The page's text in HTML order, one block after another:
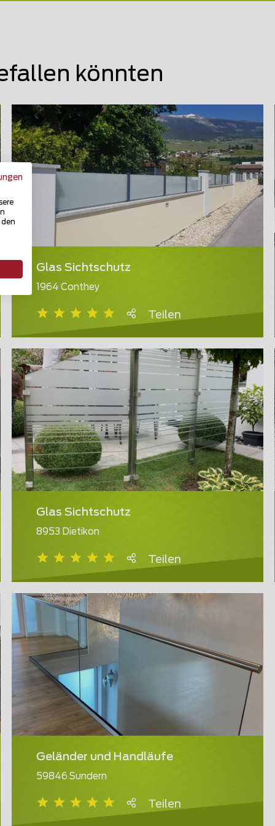
könnten
Glas Sichtschutz
1964 Conthey
Teilen
Glas Sichtschutz
8953 Dietikon
Teilen
Geländer und Handläufe
59846 Sundern
Teilen